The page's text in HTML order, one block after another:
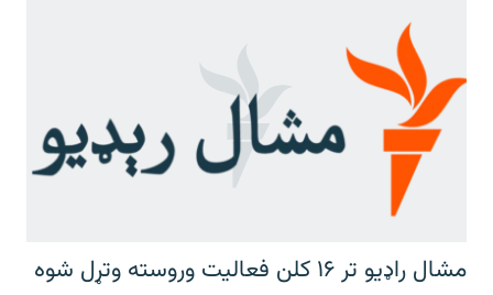
مشال راډیو تر ۱۶ کلن فعالیت وروسته وتړل شوه